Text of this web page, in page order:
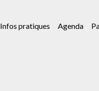
Infos pratiques Agenda